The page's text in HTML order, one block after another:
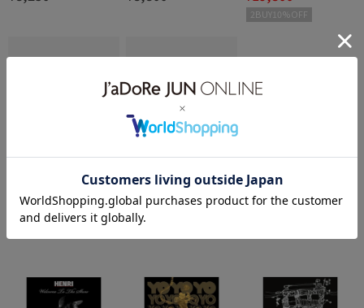
ル・キッズ & ドン・キャ
Needs A Villain
LLOVER AFTER HOODED
2BUY10%OFF
40%OFF
WILD LIFE TAILOR
ン】REVERSE WEAVE 1S
T PATENT CREW NECK S
¥17,160
2BUY10%OFF
40%OFF
WILD LIFE TAILOR
【Champion/チャンピオ
ン】REVERSE WEAVE 2N
D PATENT CREW NECK S
¥17,160
2BUY10%OFF
bonjour records
【VINYL】ILL BILL/イル・
ビル Whats Wrong With B
¥9,240